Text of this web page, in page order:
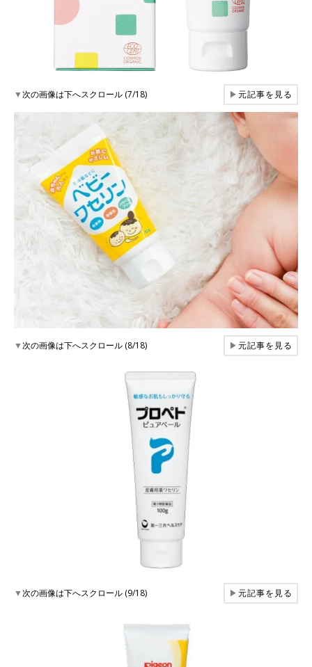
▼次の画像は下へスクロール (7/18) ▶元記事を見る
▼次の画像は下へスクロール (8/18) ▶元記事を見る
▼次の画像は下へスクロール (9/18) ▶元記事を見る